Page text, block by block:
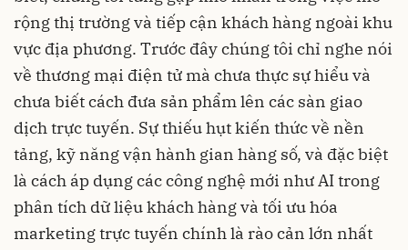
rộng thị trường và tiếp cận khách hàng ngoài khu
vực địa phương. Trước đây chúng tôi chỉ nghe nói
về thương mại điện tử mà chưa thực sự hiểu và
chưa biết cách đưa sản phẩm lên các sàn giao
dịch trực tuyến. Sự thiếu hụt kiến thức về nền
tảng, kỹ năng vận hành gian hàng số, và đặc biệt
là cách áp dụng các công nghệ mới như AI trong
phân tích dữ liệu khách hàng và tối ưu hóa
marketing trực tuyến chính là rào cản lớn nhất